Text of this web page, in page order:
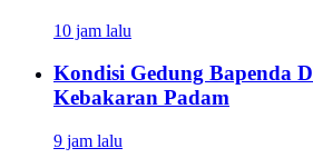
10 jam lalu
Kondisi Gedung Bapenda
Kebakaran Padam
9 jam lalu